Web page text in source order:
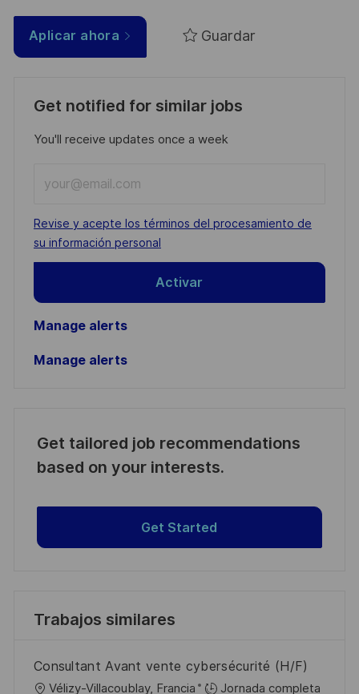
Aplicar ahora Guardar
Get notified for similar jobs
You'll receive updates once a week
Email
address
(Required)
Required
Revise y acepte los términos del procesamiento de
su información personal
Activar
Manage alerts
Manage alerts
Get tailored job recommendations
based on your interests.
Get Started
Trabajos similares
Consultant Avant vente cybersécurité (H/F)
U Vélizy-Villacoublay, Francia
Jornada completa